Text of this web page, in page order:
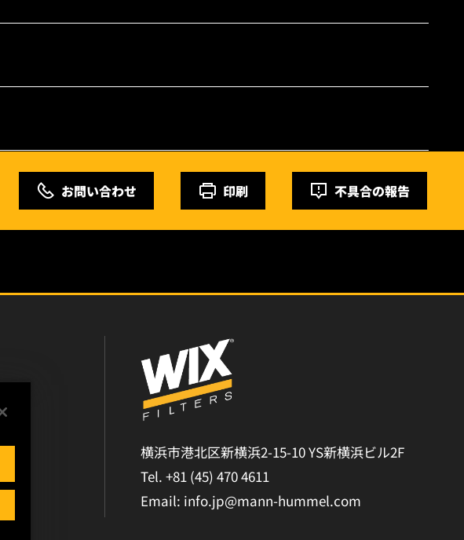
お問い合わせ 印刷 不具合の報告
横浜市港北区新横浜2-15-10 YS新横浜ビル2F
Tel. +81 (45) 470 4611
Email: info.jp@mann-hummel.com